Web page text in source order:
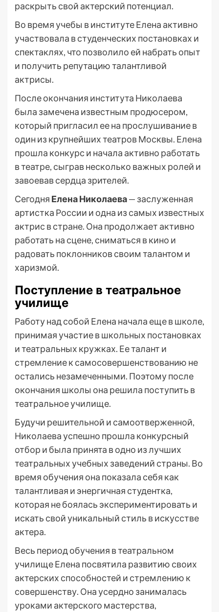
раскрыть свой актерский потенциал.
Во время учебы в институте Елена активно
участвовала в студенческих постановках и
спектаклях, что позволило ей набрать опыт
и получить репутацию талантливой
актрисы.
После окончания института Николаева
была замечена известным продюсером,
который пригласил ее на прослушивание в
один из крупнейших театров Москвы. Елена
прошла конкурс и начала активно работать
в театре, сыграв несколько важных ролей и
завоевав сердца зрителей.
Сегодня Елена Николаева— заслуженная
артистка России и одна из самых известных
актрис в стране. Она продолжает активно
работать на сцене, сниматься в кино и
радовать поклонников своим талантом и
харизмой.
Поступление в театральное
училище
Работу над собой Елена начала еще в школе,
принимая участие в школьных постановках
и театральных кружках. Ее талант и
стремление к самосовершенствованию не
остались незамеченными. Поэтому после
окончания школы она решила поступить в
театральное училище.
Будучи решительной и самоотверженной,
Николаева успешно прошла конкурсный
отбор и была принята в одно из лучших
театральных учебных заведений страны. Во
время обучения она показала себя как
талантливая и энергичная студентка,
которая не боялась экспериментировать и
искать свой уникальный стиль в искусстве
актера.
Весь период обучения в театральном
училище Елена посвятила развитию своих
актерских способностей и стремлению к
совершенству. Она усердно занималась
уроками актерского мастерства,